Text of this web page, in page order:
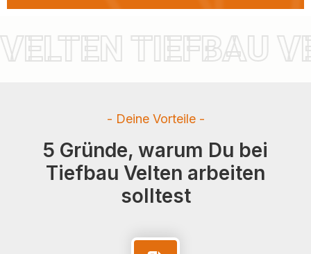
TIEFBAU
- Deine Vorteile -
5 Gründe, warum Du bei
Tiefbau Velten arbeiten
solltest